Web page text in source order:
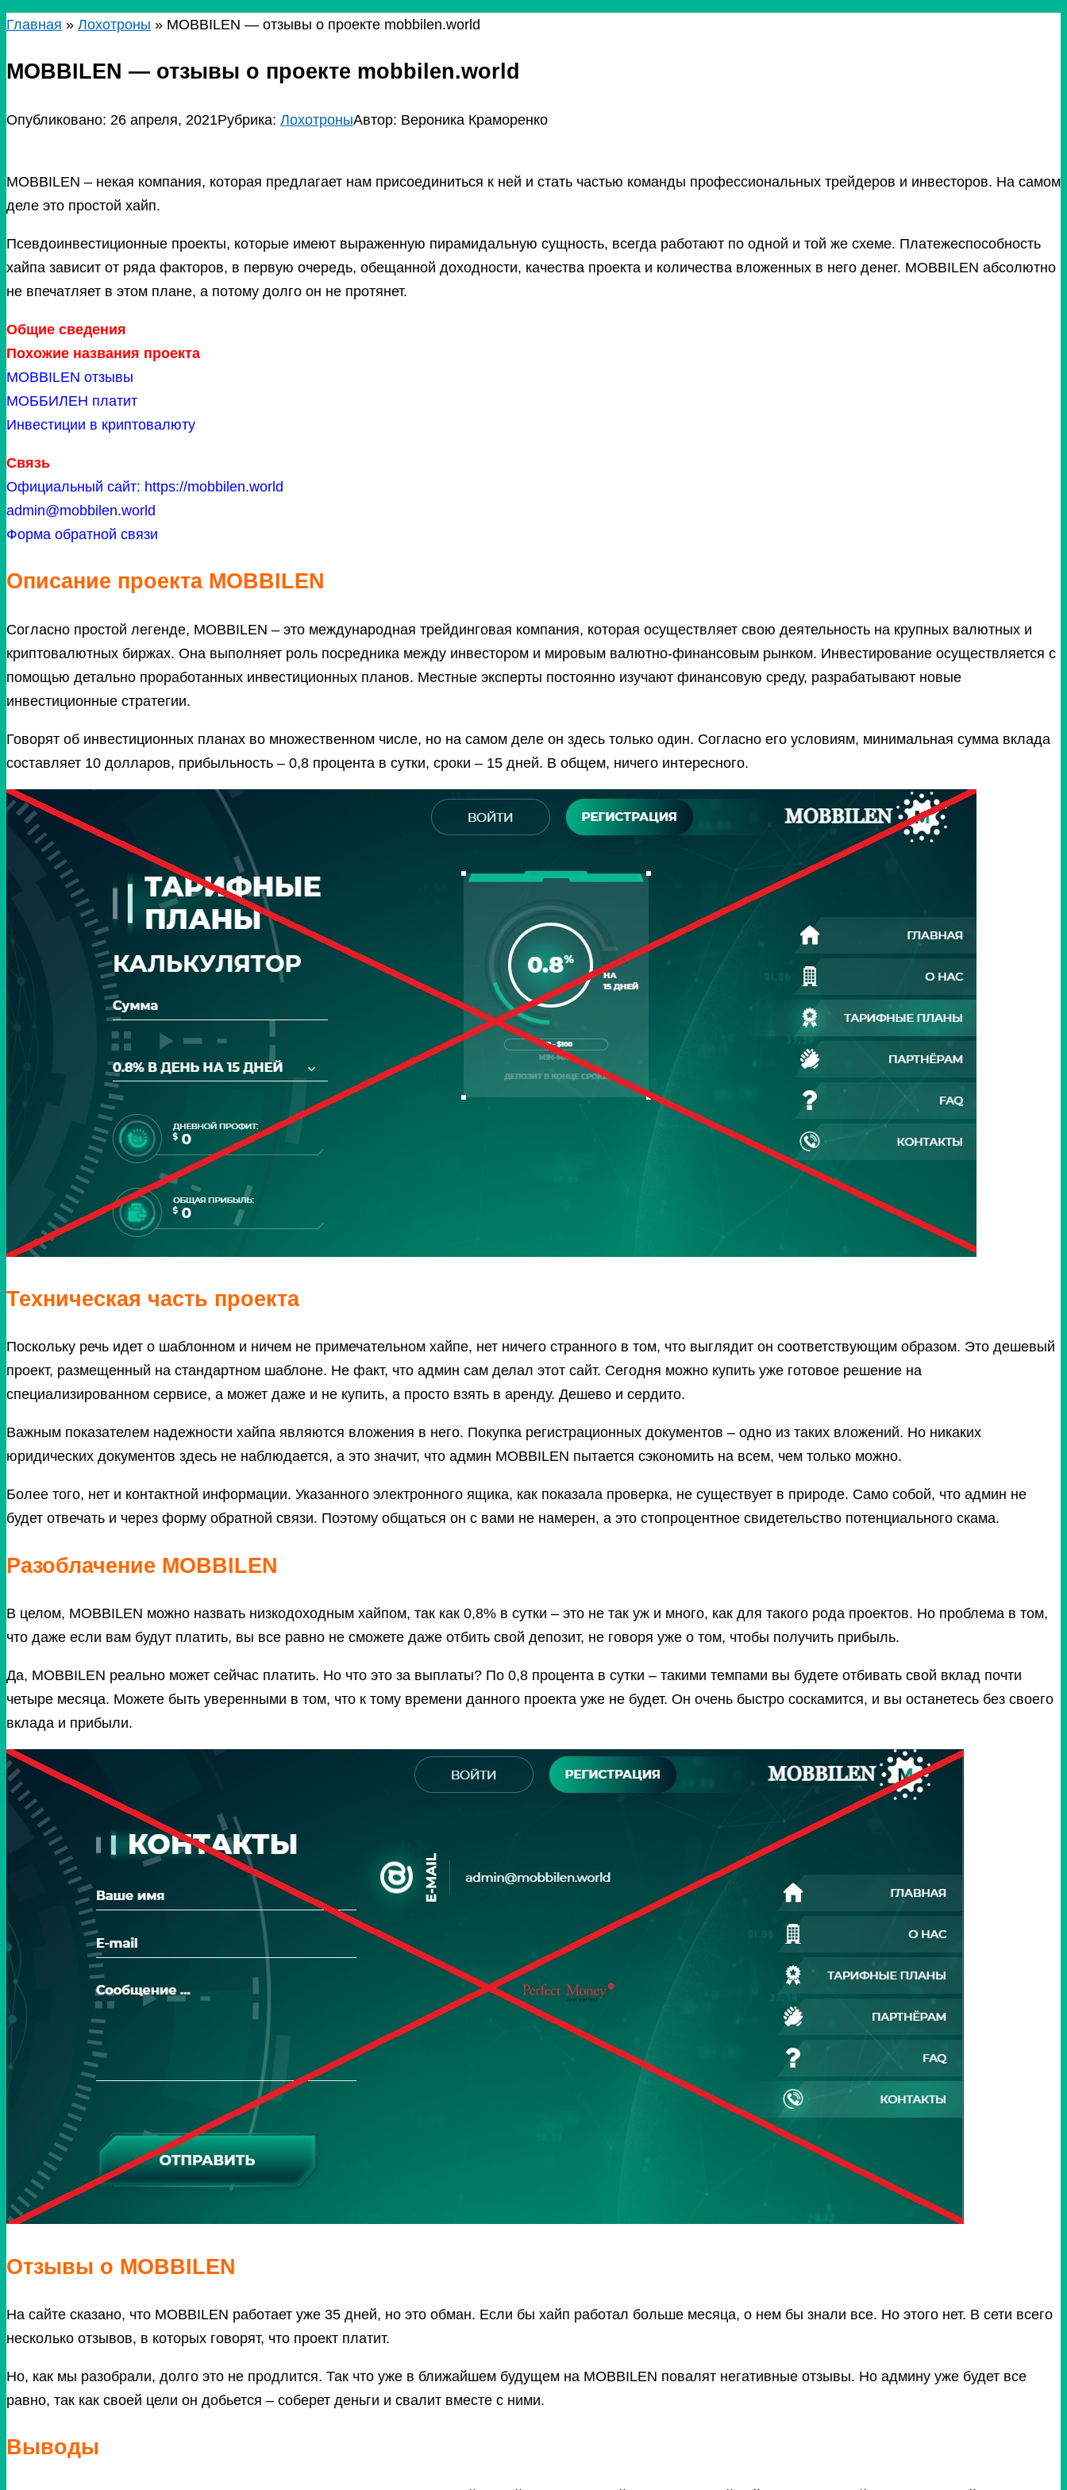
Главная » Лохотроны » MOBBILEN — отзывы о проекте mobbilen.world
MOBBILEN — отзывы о проекте mobbilen.world
Опубликовано: 26 апреля, 2021Рубрика: ЛохотроныАвтор: Вероника Краморенко
MOBBILEN – некая компания, которая предлагает нам присоединиться к ней и стать частью команды профессиональных трейдеров и инвесторов. На самом
деле это простой хайп.
Псевдоинвестиционные проекты, которые имеют выраженную пирамидальную сущность, всегда работают по одной и той же схеме. Платежеспособность
хайпа зависит от ряда факторов, в первую очередь, обещанной доходности, качества проекта и количества вложенных в него денег. MOBBILEN абсолютно
не впечатляет в этом плане, а потому долго он не протянет.
Общие сведения
Похожие названия проекта
MOBBILEN отзывы
МОББИЛЕН платит
Инвестиции в криптовалюту
Связь
Официальный сайт: https://mobbilen.world
admin@mobbilen.world
Форма обратной связи
Описание проекта MOBBILEN
Согласно простой легенде, MOBBILEN – это международная трейдинговая компания, которая осуществляет свою деятельность на крупных валютных и
криптовалютных биржах. Она выполняет роль посредника между инвестором и мировым валютно-финансовым рынком. Инвестирование осуществляется с
помощью детально проработанных инвестиционных планов. Местные эксперты постоянно изучают финансовую среду, разрабатывают новые
инвестиционные стратегии.
Говорят об инвестиционных планах во множественном числе, но на самом деле он здесь только один. Согласно его условиям, минимальная сумма вклада
составляет 10 долларов, прибыльность – 0,8 процента в сутки, сроки – 15 дней. В общем, ничего интересного.
Техническая часть проекта
Поскольку речь идет о шаблонном и ничем не примечательном хайпе, нет ничего странного в том, что выглядит он соответствующим образом. Это дешевый
проект, размещенный на стандартном шаблоне. Не факт, что админ сам делал этот сайт. Сегодня можно купить уже готовое решение на
специализированном сервисе, а может даже и не купить, а просто взять в аренду. Дешево и сердито.
Важным показателем надежности хайпа являются вложения в него. Покупка регистрационных документов – одно из таких вложений. Но никаких
юридических документов здесь не наблюдается, а это значит, что админ MOBBILEN пытается сэкономить на всем, чем только можно.
Более того, нет и контактной информации. Указанного электронного ящика, как показала проверка, не существует в природе. Само собой, что админ не
будет отвечать и через форму обратной связи. Поэтому общаться он с вами не намерен, а это стопроцентное свидетельство потенциального скама.
Разоблачение MOBBILEN
В целом, MOBBILEN можно назвать низкодоходным хайпом, так как 0,8% в сутки – это не так уж и много, как для такого рода проектов. Но проблема в том,
что даже если вам будут платить, вы все равно не сможете даже отбить свой депозит, не говоря уже о том, чтобы получить прибыль.
Да, MOBBILEN реально может сейчас платить. Но что это за выплаты? По 0,8 процента в сутки – такими темпами вы будете отбивать свой вклад почти
четыре месяца. Можете быть уверенными в том, что к тому времени данного проекта уже не будет. Он очень быстро соскамится, и вы останетесь без своего
вклада и прибыли.
Отзывы о MOBBILEN
На сайте сказано, что MOBBILEN работает уже 35 дней, но это обман. Если бы хайп работал больше месяца, о нем бы знали все. Но этого нет. В сети всего
несколько отзывов, в которых говорят, что проект платит.
Но, как мы разобрали, долго это не продлится. Так что уже в ближайшем будущем на MOBBILEN повалят негативные отзывы. Но админу уже будет все
равно, так как своей цели он добьется – соберет деньги и свалит вместе с ними.
Выводы